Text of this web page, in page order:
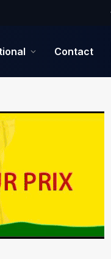
Contact